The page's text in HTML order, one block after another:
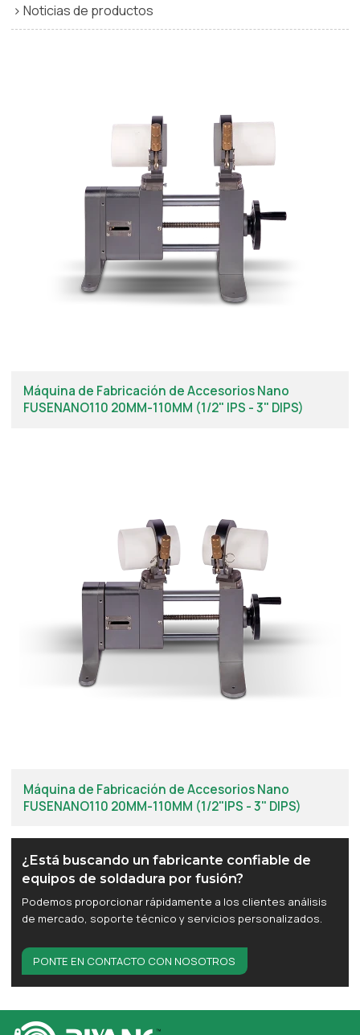
Noticias de productos
Máquina de Fabricación de Accesorios Nano
FUSENANO110 20MM-110MM (1/2" IPS - 3" DIPS)
Máquina de Fabricación de Accesorios Nano
FUSENANO110 20MM-110MM (1/2"IPS - 3" DIPS)
¿Está buscando un fabricante confiable de
equipos de soldadura por fusión?
Podemos proporcionar rápidamente a los clientes análisis
de mercado, soporte técnico y servicios personalizados.
PONTE EN CONTACTO CON NOSOTROS